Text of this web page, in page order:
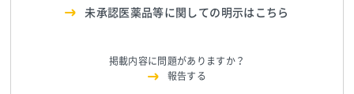
未承認医薬品等に関しての明示はこちら
掲載内容に問題がありますか？
報告する